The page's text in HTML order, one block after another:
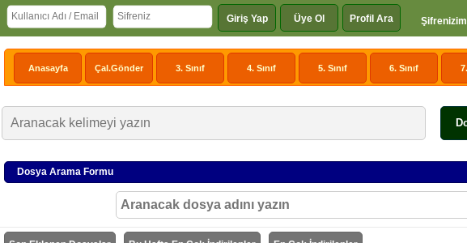
Giriş Yap Üye Ol Profil Ara
Anasayfa Çal.Gönder 3. Sınıf 4. Sınıf 5. Sınıf 6. Sınıf
Dosya Arama Formu